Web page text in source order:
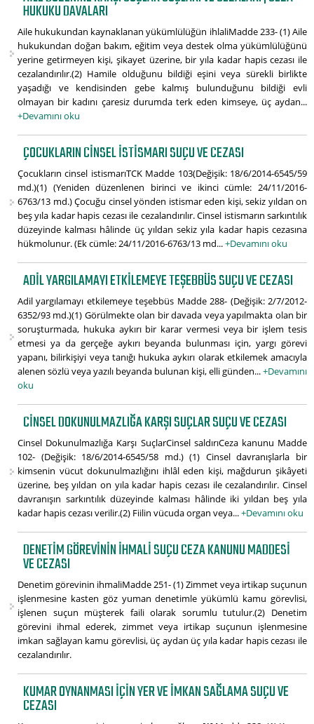
HUKUKU DAVALARI
Aile hukukundan kaynaklanan yükümlülüğün ihlaliMadde 233- (1) Aile
hukukundan doğan bakım, eğitim veya destek olma yükümlülüğünü
yerine getirmeyen kişi, şikayet üzerine, bir yıla kadar hapis cezası ile
cezalandırılır.(2) Hamile olduğunu bildiği eşini veya sürekli birlikte
yaşadığı ve kendisinden gebe kalmış bulunduğunu bildiği evli
olmayan bir kadını çaresiz durumda terk eden kimseye, üç aydan...
+Devamını oku
ÇOCUKLARIN CINSEL İSTISMARI SUÇU VE CEZASI
Çocukların cinsel istismarıTCK Madde 103(Değişik: 18/6/2014-6545/59
md.)(1) (Yeniden düzenlenen birinci ve ikinci cümle: 24/11/2016-
6763/13 md.) Çocuğu cinsel yönden istismar eden kişi, sekiz yıldan on
beş yıla kadar hapis cezası ile cezalandırılır. Cinsel istismarın sarkıntılık
düzeyinde kalması hâlinde üç yıldan sekiz yıla kadar hapis cezasına
hükmolunur. (Ek cümle: 24/11/2016-6763/13 md...+Devamını oku
ADIL YARGILAMAYI ETKILEMEYE TEŞEBBÜS SUÇU VE CEZASI
Adil yargılamayı etkilemeye teşebbüs Madde 288- (Değişik: 2/7/2012-
6352/93 md.)(1) Görülmekte olan bir davada veya yapılmakta olan bir
soruşturmada, hukuka aykırı bir karar vermesi veya bir işlem tesis
etmesi ya da gerçeğe aykırı beyanda bulunması için, yargı görevi
yapanı, bilirkişiyi veya tanığı hukuka aykırı olarak etkilemek amacıyla
alenen sözlü veya yazılı beyanda bulunan kişi, elli günden...+Devamını
oku
CINSEL DOKUNULMAZLIĞA KARŞI SUÇLAR SUÇU VE CEZASI
Cinsel Dokunulmazlığa Karşı SuçlarCinsel saldırıCeza kanunu Madde
102- (Değişik: 18/6/2014-6545/58 md.) (1) Cinsel davranışlarla bir
kimsenin vücut dokunulmazlığını ihlâl eden kişi, mağdurun şikâyeti
üzerine, beş yıldan on yıla kadar hapis cezası ile cezalandırılır. Cinsel
davranışın sarkıntılık düzeyinde kalması hâlinde iki yıldan beş yıla
kadar hapis cezası verilir.(2) Fiilin vücuda organ veya...+Devamını oku
DENETIM GÖREVININ IHMALI SUÇU CEZA KANUNU MADDESI
VE CEZASI
Denetim görevinin ihmaliMadde 251- (1) Zimmet veya irtikap suçunun
işlenmesine kasten göz yuman denetimle yükümlü kamu görevlisi,
işlenen suçun müşterek faili olarak sorumlu tutulur.(2) Denetim
görevini ihmal ederek, zimmet veya irtikap suçunun işlenmesine
imkan sağlayan kamu görevlisi, üç aydan üç yıla kadar hapis cezası ile
cezalandırılır.
KUMAR OYNANMASI IÇIN YER VE IMKAN SAĞLAMA SUÇU VE
CEZASI